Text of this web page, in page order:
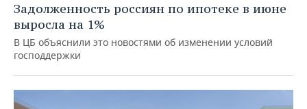
Задолженность россиян по ипотеке в июне
выросла на 1%
В ЦБ объяснили это новостями об изменении условий
господдержки